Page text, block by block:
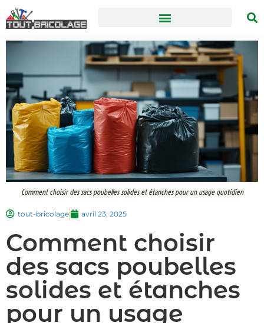
Comment choisir des sacs poubelles solides et étanches pour un usage quotidien
tout-bricolage avril 23, 2025
Comment choisir
des sacs poubelles
solides et étanches
pour un usage